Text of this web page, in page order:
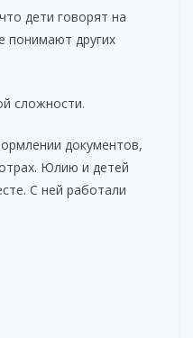
дети говорят на
понимают других
сложности.
документов,
Юлию и детей
С ней работали